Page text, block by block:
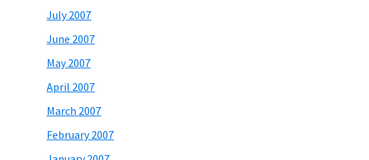
July 2007
June 2007
May 2007
April 2007
March 2007
February 2007